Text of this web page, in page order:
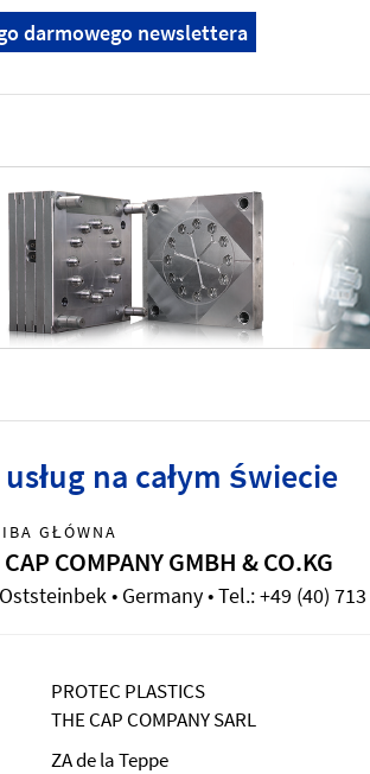
darmowego newslettera
na całym świecie
GŁÓWNA
COMPANY GMBH & CO.KG
• Germany • Tel.: +49 (40)
PROTEC PLASTICS
THE CAP COMPANY SARL
ZA de la Teppe